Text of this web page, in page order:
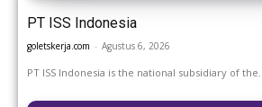
PT ISS Indonesia
goletskerja.com - Agustus 6, 2026
PT ISS Indonesia is the national subsidiary of